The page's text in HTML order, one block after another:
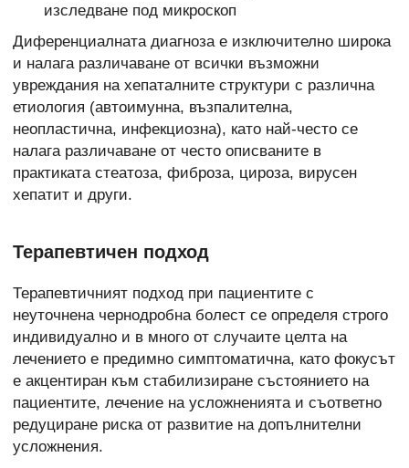
изследване под микроскоп
Диференциалната диагноза е изключително широка
и налага различаване от всички възможни
увреждания на хепаталните структури с различна
етиология (автоимунна, възпалителна,
неопластична, инфекциозна), като най-често се
налага различаване от често описваните в
практиката стеатоза, фиброза, цироза, вирусен
хепатит и други.
Терапевтичен подход
Терапевтичният подход при пациентите с
неуточнена чернодробна болест се определя строго
индивидуално и в много от случаите целта на
лечението е предимно симптоматична, като фокусът
е акцентиран към стабилизиране състоянието на
пациентите, лечение на усложненията и съответно
редуциране риска от развитие на допълнителни
усложнения.